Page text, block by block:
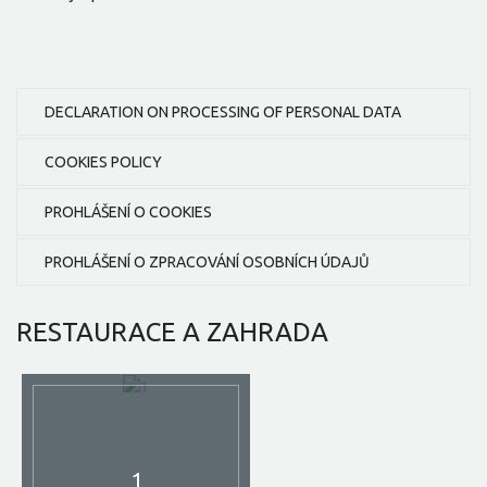
DECLARATION ON PROCESSING OF PERSONAL DATA
COOKIES POLICY
PROHLÁŠENÍ O COOKIES
PROHLÁŠENÍ O ZPRACOVÁNÍ OSOBNÍCH ÚDAJŮ
RESTAURACE A ZAHRADA
1